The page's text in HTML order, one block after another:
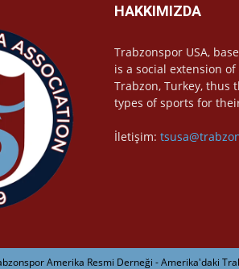
HAKKIMIZDA
Trabzonspor USA,
is a social extension
Trabzon, Turkey, thus
types of sports for
İletişim:
Amerika Resmi Derneği - Amerika'daki